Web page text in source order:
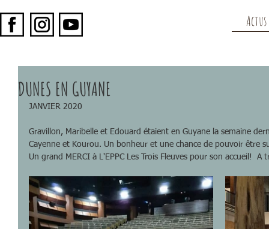
Actus
DUNES EN GUYANE
JANVIER 2020
Gravillon, Maribelle et Edouard étaient en Guyane la semaine
Cayenne et Kourou. Un bonheur et une chance de pouvoir être
Un grand MERCI à L'EPPC Les Trois Fleuves pour son accueil!